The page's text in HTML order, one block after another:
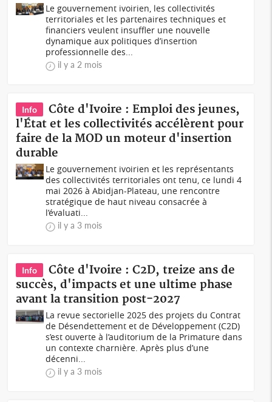
Le gouvernement ivoirien, les collectivités
territoriales et les partenaires techniques et
financiers veulent insuffler une nouvelle
dynamique aux politiques d’insertion
professionnelle des...
il y a 2 mois
Info
Côte d'Ivoire : Emploi des jeunes,
l'État et les collectivités accélèrent pour
faire de la MOD un moteur d'insertion
durable
Le gouvernement ivoirien et les représentants
des collectivités territoriales ont tenu, ce lundi 4
mai 2026 à Abidjan-Plateau, une rencontre
stratégique de haut niveau consacrée à
l’évaluati...
il y a 3 mois
Info
Côte d'Ivoire : C2D, treize ans de
succès, d'impacts et une ultime phase
avant la transition post-2027
La revue sectorielle 2025 des projets du Contrat
de Désendettement et de Développement (C2D)
s’est ouverte à l’auditorium de la Primature dans
un contexte charnière. Après plus d’une
décenni...
il y a 3 mois